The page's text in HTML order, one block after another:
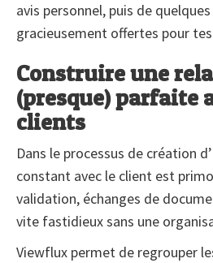
avis personnel, puis de
gracieusement offertes pour
Construire une
(presque) parfaite
clients
Dans le processus de création
constant avec le client est
validation, échanges de
vite fastidieux sans une
Viewflux permet de regrouper